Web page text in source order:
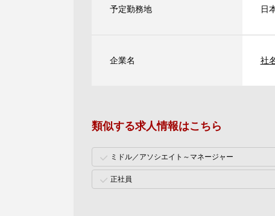
予定勤務地 日
企業名 社
類似する求人情報はこちら
ミドル／アソシエイト～マネージャー
正社員